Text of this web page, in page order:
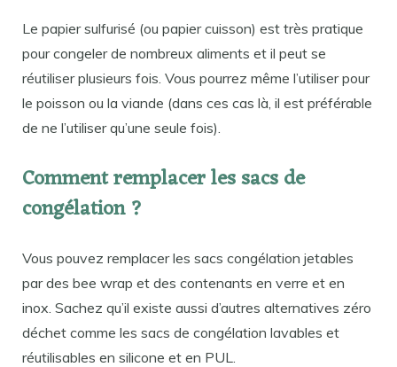
Le papier sulfurisé (ou papier cuisson) est très pratique
pour congeler de nombreux aliments et il peut se
réutiliser plusieurs fois. Vous pourrez même l’utiliser pour
le poisson ou la viande (dans ces cas là, il est préférable
de ne l’utiliser qu’une seule fois).
Comment remplacer les sacs de
congélation ?
Vous pouvez remplacer les sacs congélation jetables
par des bee wrap et des contenants en verre et en
inox. Sachez qu’il existe aussi d’autres alternatives zéro
déchet comme les sacs de congélation lavables et
réutilisables en silicone et en PUL.